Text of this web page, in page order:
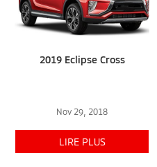
2019 Eclipse Cross
Nov 29, 2018
LIRE PLUS